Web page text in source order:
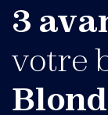
3
votre